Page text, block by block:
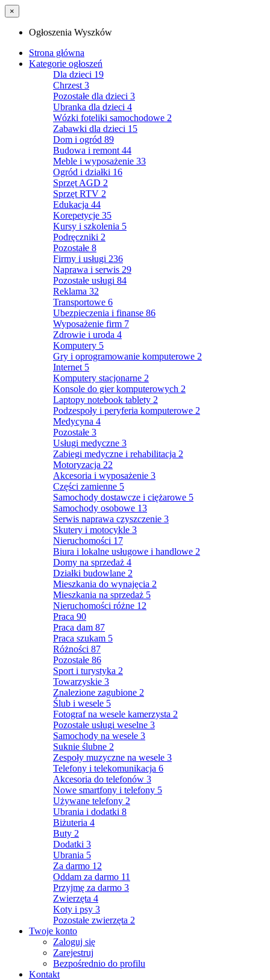
×
Ogłoszenia Wyszków
Strona główna
Kategorie ogłoszeń
Dla dzieci 19
Chrzest 3
Pozostałe dla dzieci 3
Ubranka dla dzieci 4
Wózki foteliki samochodowe 2
Zabawki dla dzieci 15
Dom i ogród 89
Budowa i remont 44
Meble i wyposażenie 33
Ogród i działki 16
Sprzęt AGD 2
Sprzęt RTV 2
Edukacja 44
Korepetycje 35
Kursy i szkolenia 5
Podręczniki 2
Pozostałe 8
Firmy i usługi 236
Naprawa i serwis 29
Pozostałe usługi 84
Reklama 32
Transportowe 6
Ubezpieczenia i finanse 86
Wyposażenie firm 7
Zdrowie i uroda 4
Komputery 5
Gry i oprogramowanie komputerowe 2
Internet 5
Komputery stacjonarne 2
Konsole do gier komputerowych 2
Laptopy notebook tablety 2
Podzespoły i peryferia komputerowe 2
Medycyna 4
Pozostałe 3
Usługi medyczne 3
Zabiegi medyczne i rehabilitacja 2
Motoryzacja 22
Akcesoria i wyposażenie 3
Części zamienne 5
Samochody dostawcze i ciężarowe 5
Samochody osobowe 13
Serwis naprawa czyszczenie 3
Skutery i motocykle 3
Nieruchomości 17
Biura i lokalne usługowe i handlowe 2
Domy na sprzedaż 4
Działki budowlane 2
Mieszkania do wynajęcia 2
Mieszkania na sprzedaż 5
Nieruchomości różne 12
Praca 90
Praca dam 87
Praca szukam 5
Różności 87
Pozostałe 86
Sport i turystyka 2
Towarzyskie 3
Znalezione zagubione 2
Ślub i wesele 5
Fotograf na wesele kamerzysta 2
Pozostałe usługi weselne 3
Samochody na wesele 3
Suknie ślubne 2
Zespoły muzyczne na wesele 3
Telefony i telekomunikacja 6
Akcesoria do telefonów 3
Nowe smartfony i telefony 5
Używane telefony 2
Ubrania i dodatki 8
Biżuteria 4
Buty 2
Dodatki 3
Ubrania 5
Za darmo 12
Oddam za darmo 11
Przyjmę za darmo 3
Zwierzęta 4
Koty i psy 3
Pozostałe zwierzęta 2
Twoje konto
Zaloguj się
Zarejestruj
Bezpośrednio do profilu
Kontakt